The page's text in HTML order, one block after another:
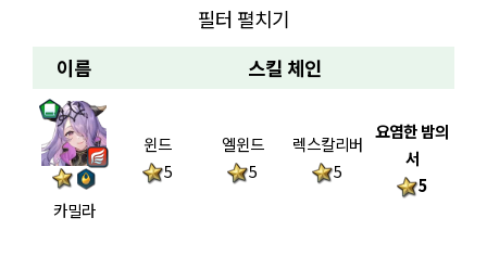
필터 펼치기
이름 스킬 체인
카밀라
윈드
5
엘윈드
5
렉스칼리버
5
요염한 밤의
서
5